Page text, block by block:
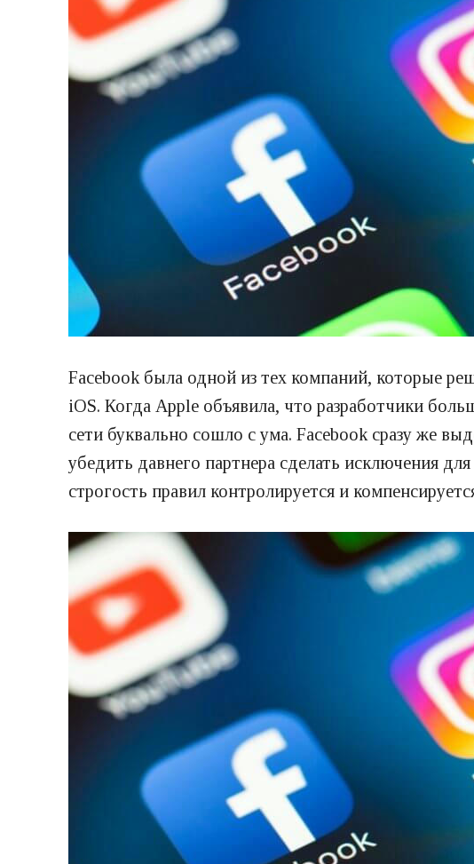
Facebook была одной из тех компаний, которые
iOS. Когда Apple объявила, что разработчики
сети буквально сошло с ума. Facebook сразу же
убедить давнего партнера сделать исключения
строгость правил контролируется и